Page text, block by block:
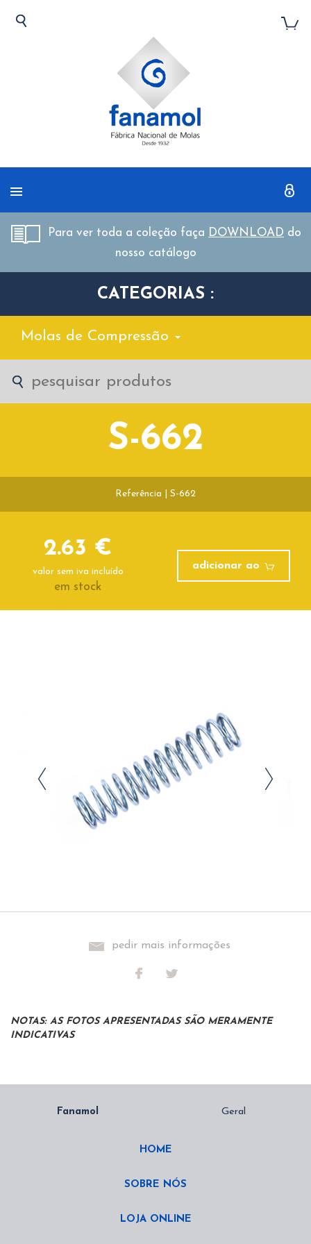
Para ver toda a coleção faça DOWNLOAD do
nosso catálogo
CATEGORIAS :
Molas de Compressão
S-662
Referência | S-662
2.63 €
valor sem iva incluído
em stock
adicionar ao
pedir mais informações
NOTAS: AS FOTOS APRESENTADAS SÃO MERAMENTE
INDICATIVAS
HOME
SOBRE NÓS
LOJA ONLINE